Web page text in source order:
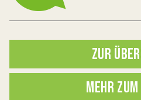
ZUR
MEHR